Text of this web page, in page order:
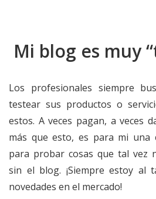
Mi blog es muy
Los profesionales siempre
testear sus productos o
estos. A veces pagan, a veces
más que esto, es para mi una
para probar cosas que tal vez
sin el blog. ¡Siempre estoy al
novedades en el mercado!